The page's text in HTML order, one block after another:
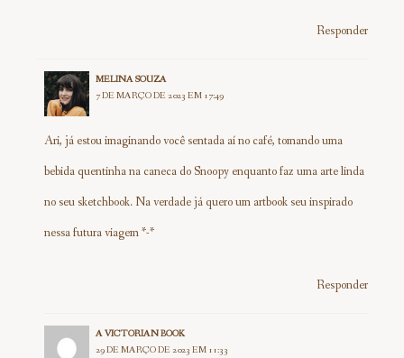
Responder
MELINA SOUZA
7 DE MARÇO DE 2023 EM 17:49
Ari, já estou imaginando você sentada aí no café, tomando uma
bebida quentinha na caneca do Snoopy enquanto faz uma arte linda
no seu sketchbook. Na verdade já quero um artbook seu inspirado
nessa futura viagem *-*
Responder
A VICTORIAN BOOK
29 DE MARÇO DE 2023 EM 11:33